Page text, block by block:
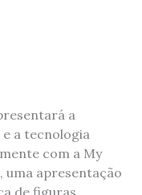
a
a tecnologia
com a My
uma apresentação
de figuras